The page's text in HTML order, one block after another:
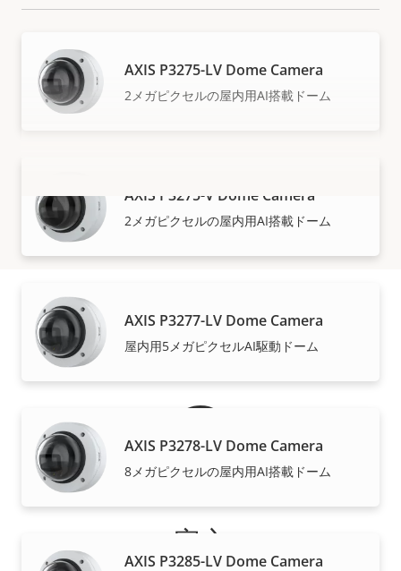
もっと見る
AXIS P3275-LV Dome Camera
2メガピクセルの屋内用AI搭載ドーム
AXIS P3275-V Dome Camera
2メガピクセルの屋内用AI搭載ドーム
AXIS P3277-LV Dome Camera
屋内用5メガピクセルAI駆動ドーム
AXIS P3278-LV Dome Camera
8メガピクセルの屋内用AI搭載ドーム
AXIS P3285-LV Dome Camera
保証
安心